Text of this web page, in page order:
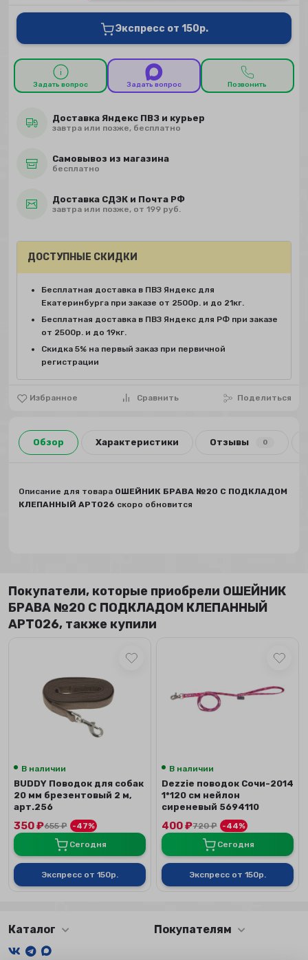
Экспресс от 150р.
Задать вопрос Задать вопрос Позвонить
Доставка Яндекс ПВЗ и курьер
завтра или позже, бесплатно
Самовывоз из магазина
бесплатно
Доставка СДЭК и Почта РФ
завтра или позже, от 199 руб.
Избранное Сравнить Поделиться
ДОСТУПНЫЕ СКИДКИ
Бесплатная доставка в ПВЗ Яндекс для
Екатеринбурга при заказе от 2500р. и до 21кг.
Бесплатная доставка в ПВЗ Яндекс для РФ при заказе
от 2500р. и до 19кг.
Скидка 5% на первый заказ при первичной
регистрации
Обзор Характеристики Отзывы 0
Описание для товара ОШЕЙНИК БРАВА №20 С ПОДКЛАДОМ
КЛЕПАННЫЙ АРТ026 скоро обновится
Покупатели, которые приобрели ОШЕЙНИК
БРАВА №20 С ПОДКЛАДОМ КЛЕПАННЫЙ
АРТ026, также купили
В наличии
BUDDY Поводок для собак
20 мм брезентовый 2 м,
арт.256
350₽655₽
-47%
Сегодня
Экспресс от 150р.
В наличии
Dezzie поводок Сочи-2014
1*120 см нейлон
сиреневый 5694110
400₽720₽
-44%
Сегодня
Экспресс от 150р.
Каталог Покупателям